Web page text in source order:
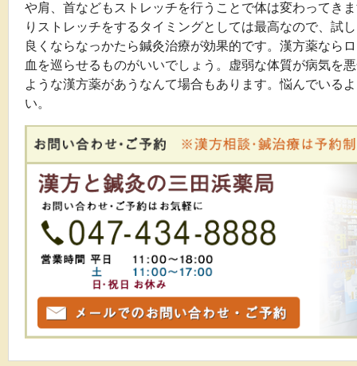
や肩、首などもストレッチを行うことで体は変わってき
りストレッチをするタイミングとしては最高なので、試
良くならなっかたら鍼灸治療が効果的です。漢方薬なら
血を巡らせるものがいいでしょう。虚弱な体質が病気を
ような漢方薬があうなんて場合もあります。悩んでいる
い。